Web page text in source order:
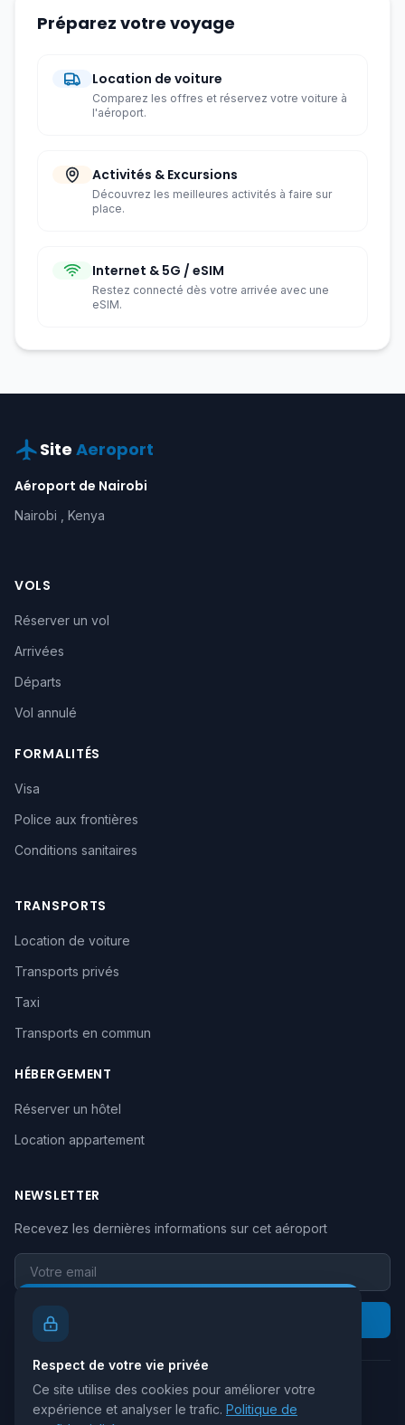
Préparez votre voyage
Location de voiture
Comparez les offres et réservez votre voiture à
l'aéroport.
Activités & Excursions
Découvrez les meilleures activités à faire sur
place.
Internet & 5G / eSIM
Restez connecté dès votre arrivée avec une
eSIM.
Site Aeroport
Aéroport de Nairobi
Nairobi , Kenya
VOLS
Réserver un vol
Arrivées
Départs
Vol annulé
FORMALITÉS
Visa
Police aux frontières
Conditions sanitaires
TRANSPORTS
Location de voiture
Transports privés
Taxi
Transports en commun
HÉBERGEMENT
Réserver un hôtel
Location appartement
NEWSLETTER
Recevez les dernières informations sur cet aéroport
Votre email
Retour au site principal
Respect de votre vie privée
Ce site utilise des cookies pour améliorer votre
expérience et analyser le trafic. Politique de